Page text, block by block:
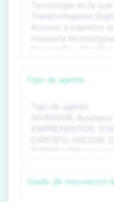
Tipo de agente
Grado de